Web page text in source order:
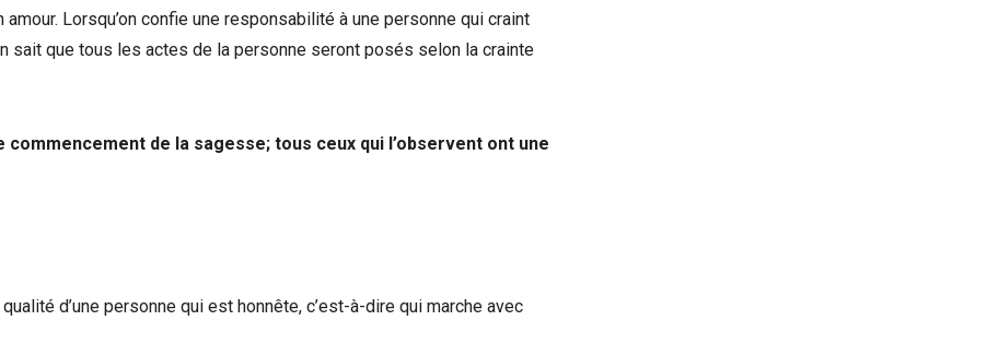
Lorsqu’on confie une responsabilité à une personne qui craint
sait que tous les actes de la personne seront posés selon la crainte
commencement de la sagesse; tous ceux qui l’observent ont une
d’une personne qui est honnête, c’est-à-dire qui marche avec